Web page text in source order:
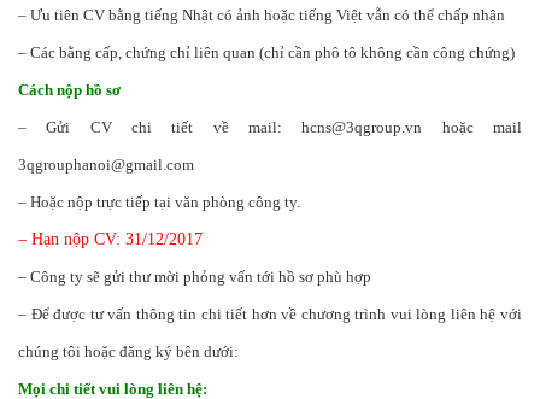
– Ưu tiên CV bằng tiếng Nhật có ảnh hoặc tiếng Việt vẫn có thể chấp nhận
– Các bằng cấp, chứng chỉ liên quan (chỉ cần phô tô không cần công chứng)
Cách nộp hồ sơ
– Gửi CV chi tiết về mail: hcns@3qgroup.vn hoặc mail
3qgrouphanoi@gmail.com
– Hoặc nộp trực tiếp tại văn phòng công ty.
– Hạn nộp CV: 31/12/2017
– Công ty sẽ gửi thư mời phỏng vấn tới hồ sơ phù hợp
– Để được tư vấn thông tin chi tiết hơn về chương trình vui lòng liên hệ với
chúng tôi hoặc đăng ký bên dưới:
Mọi chi tiết vui lòng liên hệ: